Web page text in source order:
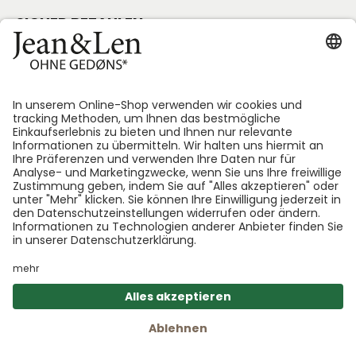
SICHER BEZAHLEN
Folge uns:
*GEDØNS = Inhaltsstoffe, auf die Len persönlich gerne
verzichtet. Bei jedem Produkt geben wir an, welche
das sind.